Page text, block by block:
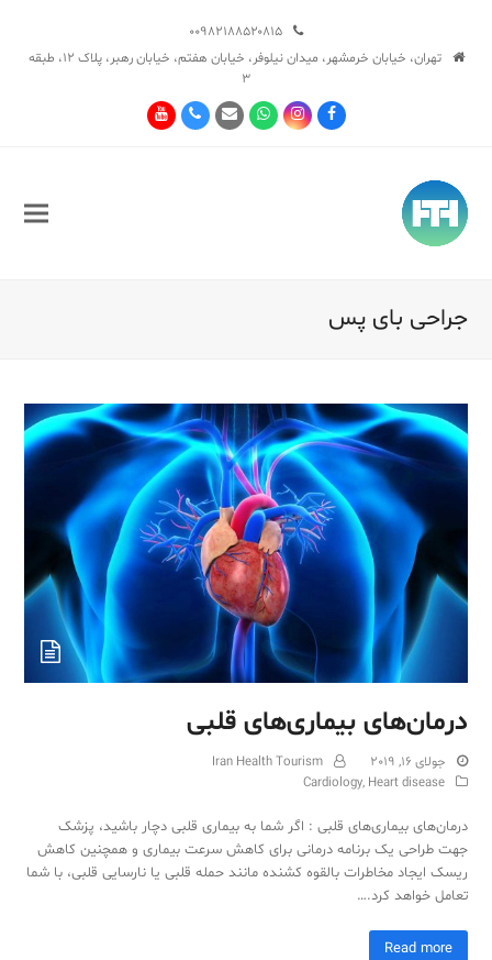
تهران، خیابان خرمشهر، میدان نیلوفر، خیابان هفتم، خیابان رهبر، پلاک ۱۲، طبقه
۳
Facebook
Instagram
Whatsapp
Email
Phone
Youtube
جراحی بای پس
درمان‌های بیماری‌های قلبی
جولای 16, 2019
Iran Health Tourism
Cardiology, Heart disease
درمان‌های بیماری‌های قلبی : اگر شما به بیماری قلبی دچار باشید، پزشک
جهت طراحی یک برنامه درمانی برای کاهش سرعت بیماری و همچنین کاهش
ریسک ایجاد مخاطرات بالقوه کشنده مانند حمله قلبی یا نارسایی قلبی، با شما
تعامل خواهد کرد.…
Read more